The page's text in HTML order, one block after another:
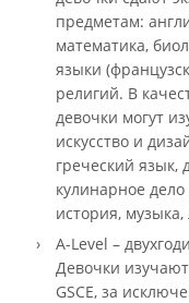
предметам:
математика,
языки
религий. В
девочки могут
искусство и
греческий язык,
кулинарное
история,
A-Level –
Девочки
GSCE, за